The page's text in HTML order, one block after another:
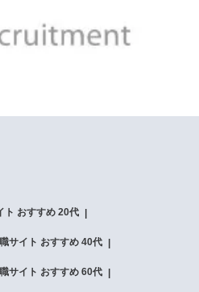
ト おすすめ 20代
サイト おすすめ 40代
サイト おすすめ 60代